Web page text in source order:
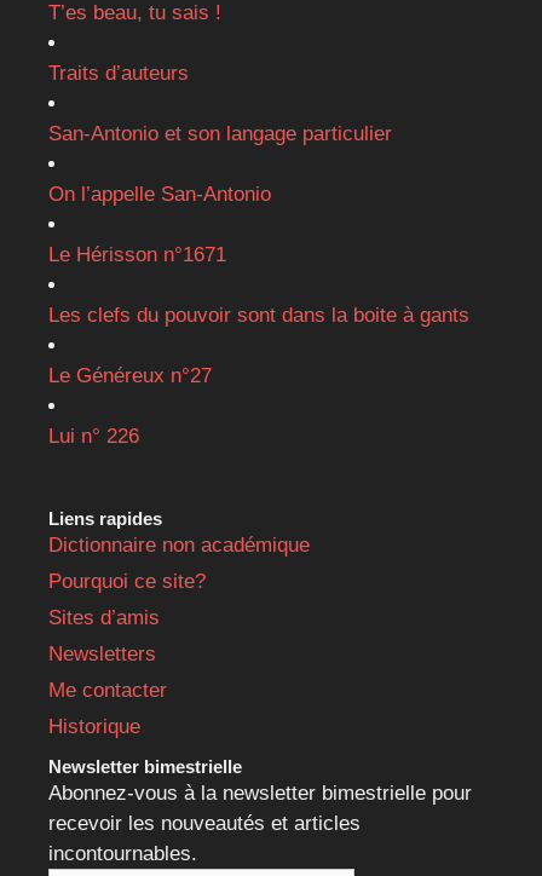
T’es beau, tu sais !
Traits d’auteurs
San-Antonio et son langage particulier
On l’appelle San-Antonio
Le Hérisson n°1671
Les clefs du pouvoir sont dans la boite à gants
Le Généreux n°27
Lui n° 226
Liens rapides
Dictionnaire non académique
Pourquoi ce site?
Sites d’amis
Newsletters
Me contacter
Historique
Newsletter bimestrielle
Abonnez-vous à la newsletter bimestrielle pour
recevoir les nouveautés et articles
incontournables.